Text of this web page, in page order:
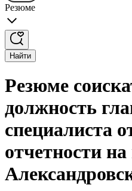
Резюме
Найти
Резюме
должность
специалиста
отчетности